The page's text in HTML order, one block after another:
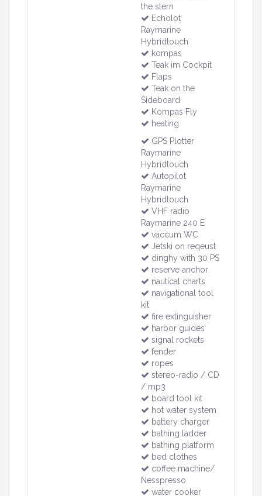
the stern
Echolot
Raymarine
Hybridtouch
kompas
Teak im Cockpit
Flaps
Teak on the
Sideboard
Kompas Fly
heating
GPS Plotter
Raymarine
Hybridtouch
Autopilot
Raymarine
Hybridtouch
VHF radio
Raymarine 240 E
vaccum WC
Jetski on reqeust
dinghy with 30 PS
reserve anchor
nautical charts
navigational tool
kit
fire extinguisher
harbor guides
signal rockets
fender
ropes
stereo-radio / CD
/ mp3
board tool kit
hot water system
battery charger
bathing ladder
bathing platform
bed clothes
coffee machine/
Nesspresso
water cooker